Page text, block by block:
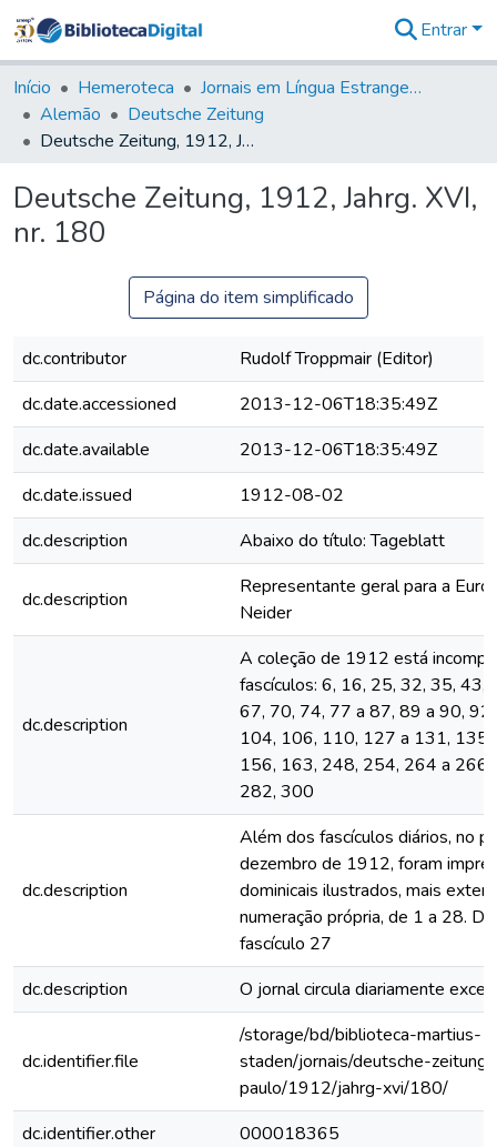
&
Coleções
Tudo na
Biblioteca
Estatísticas
Entrar
Início Hemeroteca
Jornais em Língua Estrangeira
Alemão
Deutsche Zeitung
Deutsche Zeitung, 1912, Jahrg. XVI, nr. 180
Deutsche Zeitung, 1912, Jahrg. XVI,
nr. 180
Página do item simplificado
dc.contributor
Rudolf Troppmair (Editor)
dc.date.accessioned
2013-12-06T18:35:49Z
dc.date.available
2013-12-06T18:35:49Z
dc.date.issued
1912-08-02
dc.description
Abaixo do título: Tageblatt
dc.description
Representante geral para a
Neider
dc.description
A coleção de 1912 está
fascículos: 6, 16, 25, 32, 35, 43,
67, 70, 74, 77 a 87, 89 a 90,
104, 106, 110, 127 a 131,
156, 163, 248, 254, 264 a
282, 300
dc.description
Além dos fascículos diários, no
dezembro de 1912, foram
dominicais ilustrados, mais
numeração própria, de 1 a 28.
fascículo 27
dc.description
O jornal circula diariamente
dc.identifier.file
/storage/bd/biblioteca-martius-
staden/jornais/deutsche-
paulo/1912/jahrg-xvi/180/
dc.identifier.other
000018365